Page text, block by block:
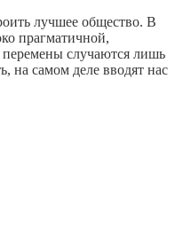
лучшее общество. В
прагматичной,
случаются лишь
на самом деле вводят нас